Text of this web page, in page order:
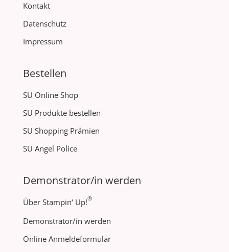
Kontakt
Datenschutz
Impressum
Bestellen
SU Online Shop
SU Produkte bestellen
SU Shopping Prämien
SU Angel Police
Demonstrator/in werden
Über Stampin‘ Up!®
Demonstrator/in werden
Online Anmeldeformular